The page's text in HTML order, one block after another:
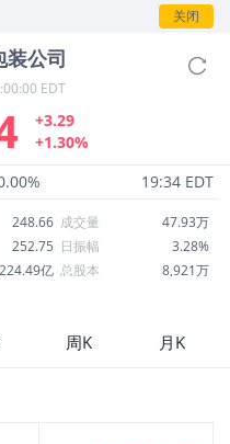
关闭
装公司
EDT
+3.29
+1.30%
19:34 EDT
248.66 成交量
47.93万
252.75 日振幅
3.28%
224.49亿 总股本
8,921万
市盈率
33.26
周K 月K